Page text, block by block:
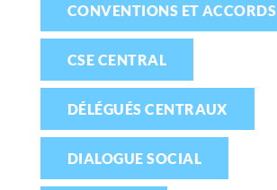
CONVENTIONS ET ACCORDS
CSE CENTRAL
DÉLÉGUÉS CENTRAUX
DIALOGUE SOCIAL